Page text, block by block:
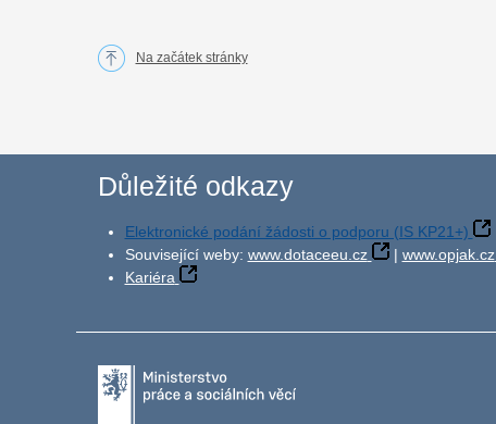
Na začátek stránky
Důležité odkazy
Elektronické podání žádosti o podporu (IS KP21+)
Související weby: www.dotaceeu.cz | www.opjak.cz
Kariéra